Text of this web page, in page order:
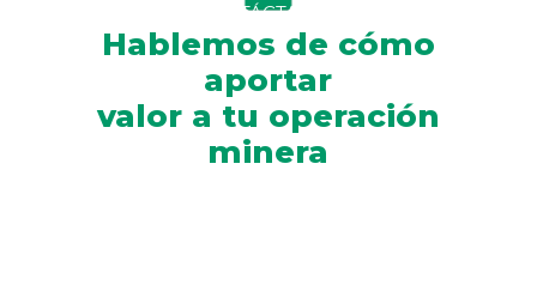
CONTÁCTANOS
Hablemos de cómo
aportar
valor a tu operación
minera